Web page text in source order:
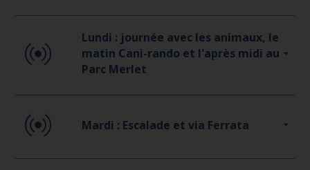
Lundi : journée avec les animaux, le
matin Cani-rando et l'après midi au
Parc Merlet
Mardi : Escalade et via Ferrata